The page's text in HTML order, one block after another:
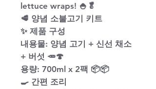
lettuce wraps! 🍚🥬
​🥩 양념 소불고기 키트
​✨ 제품 구성
​내용물: 양념 고기 + 신선 채소
+ 버섯 🥕🍄
​용량: 700ml x 2팩 📦📦
​🍳 간편 조리